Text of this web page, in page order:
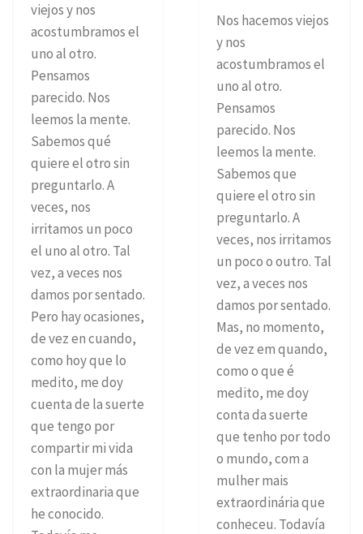
viejos y nos
acostumbramos el
uno al otro.
Pensamos
parecido. Nos
leemos la mente.
Sabemos qué
quiere el otro sin
preguntarlo. A
veces, nos
irritamos un poco
el uno al otro. Tal
vez, a veces nos
damos por sentado.
Pero hay ocasiones,
de vez en cuando,
como hoy que lo
medito, me doy
cuenta de la suerte
que tengo por
compartir mi vida
con la mujer más
extraordinaria que
he conocido.
Nos hacemos viejos
y nos
acostumbramos el
uno al otro.
Pensamos
parecido. Nos
leemos la mente.
Sabemos que
quiere el otro sin
preguntarlo. A
veces, nos irritamos
un poco o outro. Tal
vez, a veces nos
damos por sentado.
Mas, no momento,
de vez em quando,
como o que é
medito, me doy
conta da suerte
que tenho por todo
o mundo, com a
mulher mais
extraordinária que
conheceu. Todavía